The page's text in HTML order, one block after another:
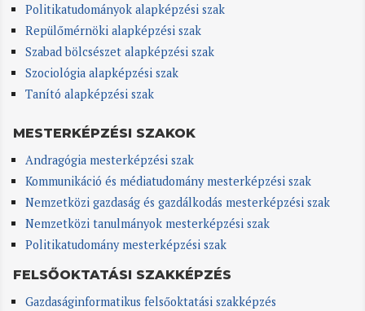
Politikatudományok alapképzési szak
Repülőmérnöki alapképzési szak
Szabad bölcsészet alapképzési szak
Szociológia alapképzési szak
Tanító alapképzési szak
MESTERKÉPZÉSI SZAKOK
Andragógia mesterképzési szak
Kommunikáció és médiatudomány mesterképzési szak
Nemzetközi gazdaság és gazdálkodás mesterképzési szak
Nemzetközi tanulmányok mesterképzési szak
Politikatudomány mesterképzési szak
FELSŐOKTATÁSI SZAKKÉPZÉS
Gazdaságinformatikus felsőoktatási szakképzés